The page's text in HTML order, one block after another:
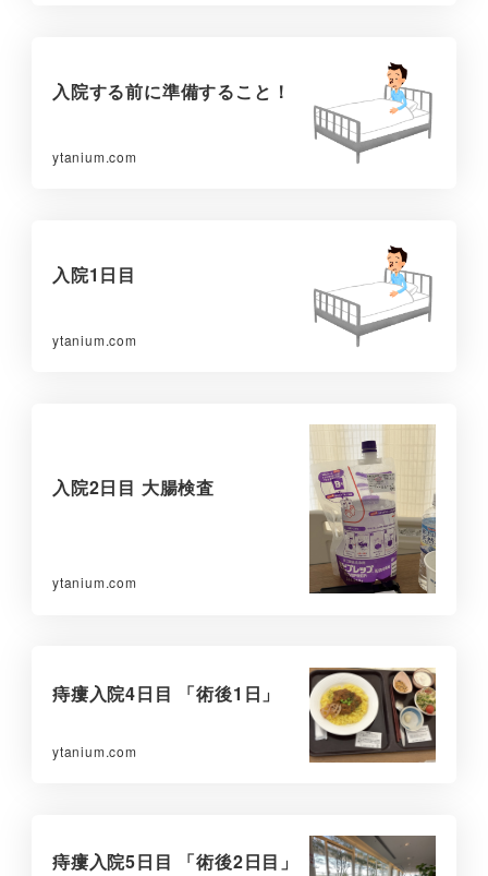
入院する前に準備すること！
ytanium.com
入院1日目
ytanium.com
入院2日目 大腸検査
ytanium.com
痔瘻入院4日目 「術後1日」
ytanium.com
痔瘻入院5日目 「術後2日目」